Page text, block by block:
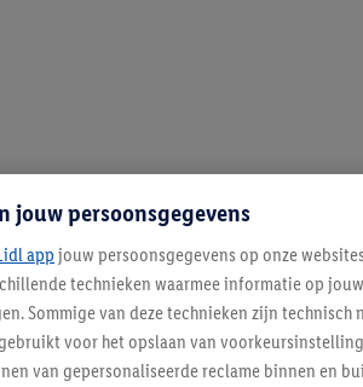
jouw persoonsgegevens
app jouw persoonsgegevens op onze
technieken waarmee informatie op
Sommige van deze technieken zijn technisch
voor het opslaan van
van gepersonaliseerde reclame binnen en